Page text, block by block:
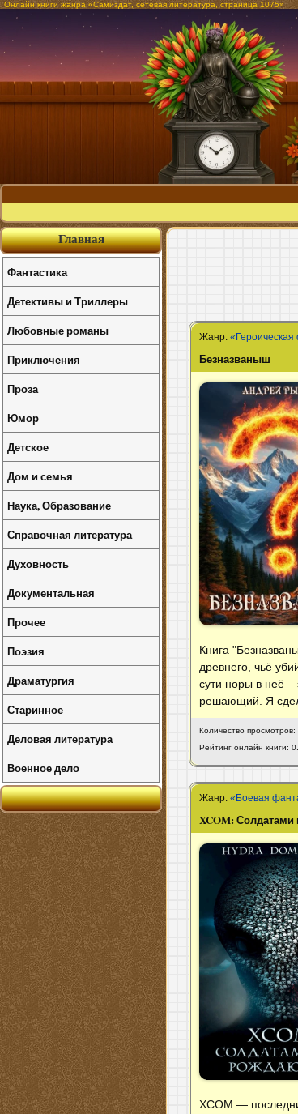
Онлайн книги жанра «Самиздат, сетевая литература, страница 1075»
Жанр:
Безназваныш
Книга
древнего, чьё
сути норы в неё
решающий. Я
Количество
Рейтинг онлайн книги:
Жанр:«Боевая
XCOM:
ХСОМ —
Главная
Фантастика
Детективы и Триллеры
Любовные романы
Приключения
Проза
Юмор
Детское
Дом и семья
Наука, Образование
Справочная литература
Духовность
Документальная
Прочее
Поэзия
Драматургия
Старинное
Деловая литература
Военное дело